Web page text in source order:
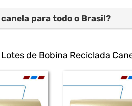
para todo o Brasil?
de Bobina Reciclada